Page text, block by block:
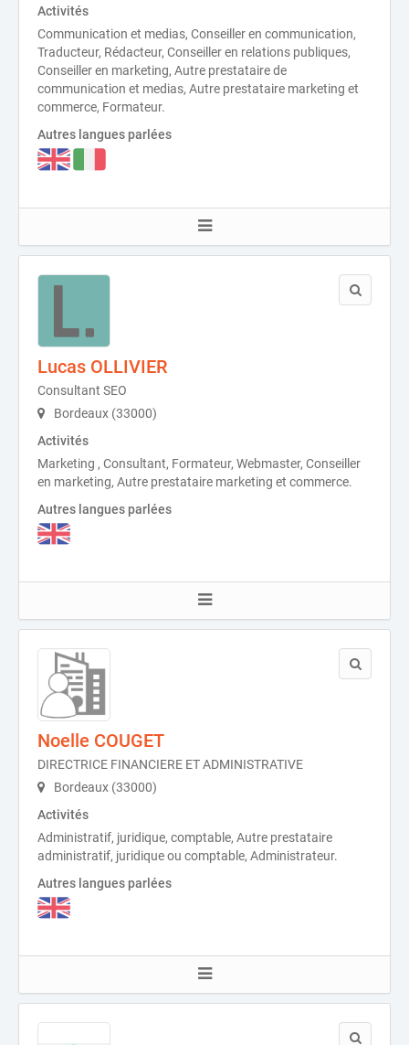
Activités
Communication et medias, Conseiller en communication,
Traducteur, Rédacteur, Conseiller en relations publiques,
Conseiller en marketing, Autre prestataire de
communication et medias, Autre prestataire marketing et
commerce, Formateur.
Autres langues parlées
Lucas OLLIVIER
Consultant SEO
Bordeaux (33000)
Activités
Marketing , Consultant, Formateur, Webmaster, Conseiller
en marketing, Autre prestataire marketing et commerce.
Autres langues parlées
Noelle COUGET
DIRECTRICE FINANCIERE ET ADMINISTRATIVE
Bordeaux (33000)
Activités
Administratif, juridique, comptable, Autre prestataire
administratif, juridique ou comptable, Administrateur.
Autres langues parlées